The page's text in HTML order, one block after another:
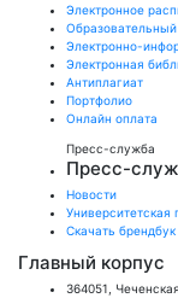
Электронное
Электронно-
Электронная
Антиплагиат
Портфолио
Онлайн оплата
Пресс-служба
Пресс-
Новости
Университетская
Скачать брендбук
Главный корпус
364051,